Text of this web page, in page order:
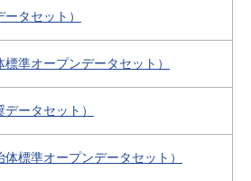
タセット）
準オープンデータセット）
ータセット）
標準オープンデータセット）